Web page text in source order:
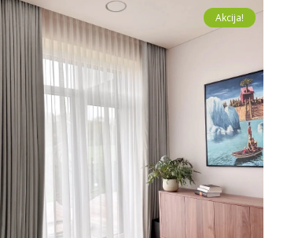
Akcija!